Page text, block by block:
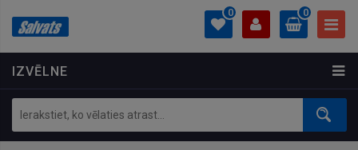
IZVĒLNE
0
PROFILS
Ielogoties
Izveidot kontu
0
0.00 €